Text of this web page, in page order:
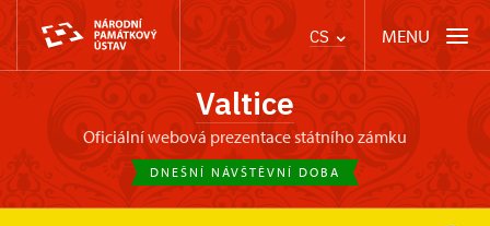
CS MENU
Valtice
oficiální webová prezentace státního zámku
DNEŠNÍ NÁVŠTĚVNÍ DOBA